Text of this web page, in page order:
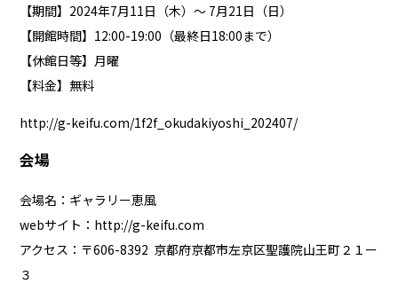
【期間】2024年7月11日（木）〜 7月21日（日）
【開館時間】12:00-19:00（最終日18:00まで）
【休館日等】月曜
【料金】無料
http://g-keifu.com/1f2f_okudakiyoshi_202407/
会場
会場名：ギャラリー恵風
webサイト： http://g-keifu.com
アクセス：〒606-8392 京都府京都市左京区聖護院山王町２１ー
３